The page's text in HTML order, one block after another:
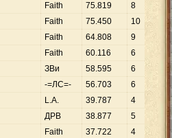
Faith 75.819
8
Faith 75.450
10
Faith 64.808
9
Faith 60.116
6
ЗВи 58.595
6
-=ЛС=- 56.703
6
L.A. 39.787
4
ДРВ 38.877
5
Faith 37.722 4